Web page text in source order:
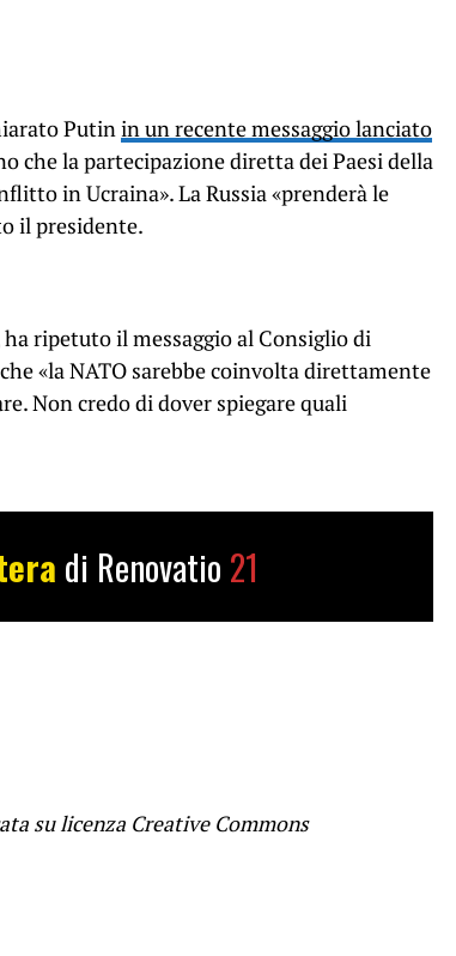
Putinin un recente messaggio lanciato
che la partecipazione diretta dei Paesi della
in Ucraina». La Russia «prenderà le
il presidente.
ha ripetuto il messaggio al Consiglio di
«la NATO sarebbe coinvolta direttamente
Non credo di dover spiegare quali
di Renovatio 21
su licenza Creative Commons